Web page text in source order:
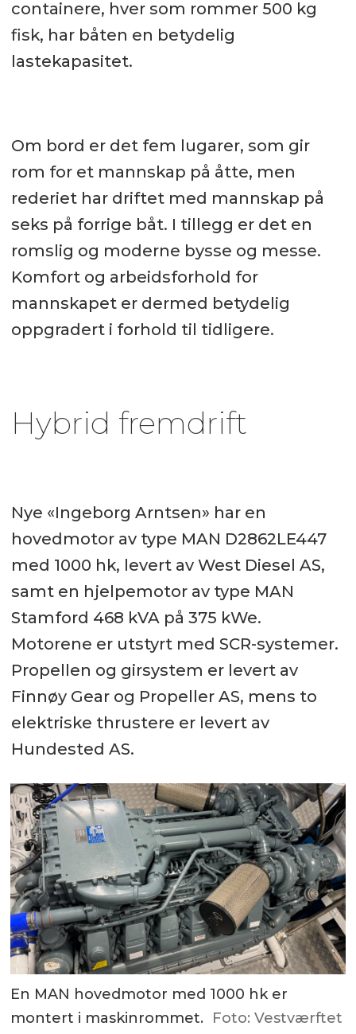
containere, hver som rommer 500 kg
fisk, har båten en betydelig
lastekapasitet.
Om bord er det fem lugarer, som gir
rom for et mannskap på åtte, men
rederiet har driftet med mannskap på
seks på forrige båt. I tillegg er det en
romslig og moderne bysse og messe.
Komfort og arbeidsforhold for
mannskapet er dermed betydelig
oppgradert i forhold til tidligere.
Hybrid fremdrift
Nye «Ingeborg Arntsen» har en
hovedmotor av type MAN D2862LE447
med 1000 hk, levert av West Diesel AS,
samt en hjelpemotor av type MAN
Stamford 468 kVA på 375 kWe.
Motorene er utstyrt med SCR-systemer.
Propellen og girsystem er levert av
Finnøy Gear og Propeller AS, mens to
elektriske thrustere er levert av
Hundested AS.
En MAN hovedmotor med 1000 hk er
montert i maskinrommet. Foto: Vestværftet